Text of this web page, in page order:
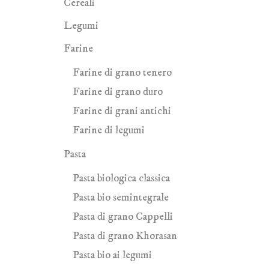
Cereali
Legumi
Farine
Farine di grano tenero
Farine di grano duro
Farine di grani antichi
Farine di legumi
Pasta
Pasta biologica classica
Pasta bio semintegrale
Pasta di grano Cappelli
Pasta di grano Khorasan
Pasta bio ai legumi